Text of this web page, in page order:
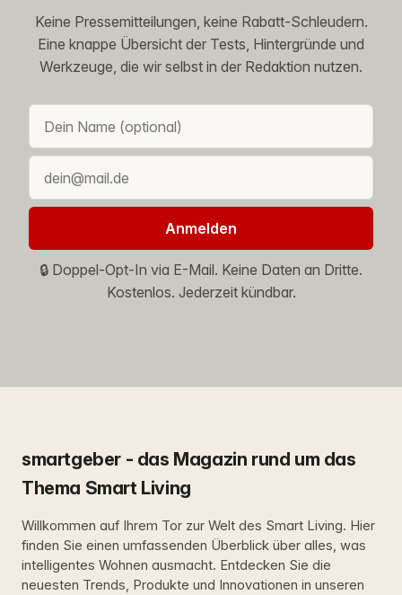
Keine Pressemitteilungen, keine Rabatt-Schleudern.
Eine knappe Übersicht der Tests, Hintergründe und
Werkzeuge, die wir selbst in der Redaktion nutzen.
Anmelden
🔒 Doppel-Opt-In via E-Mail. Keine Daten an Dritte.
Kostenlos. Jederzeit kündbar.
smartgeber - das Magazin rund um das
Thema Smart Living
Willkommen auf Ihrem Tor zur Welt des Smart Living. Hier
finden Sie einen umfassenden Überblick über alles, was
intelligentes Wohnen ausmacht. Entdecken Sie die
neuesten Trends, Produkte und Innovationen in unseren